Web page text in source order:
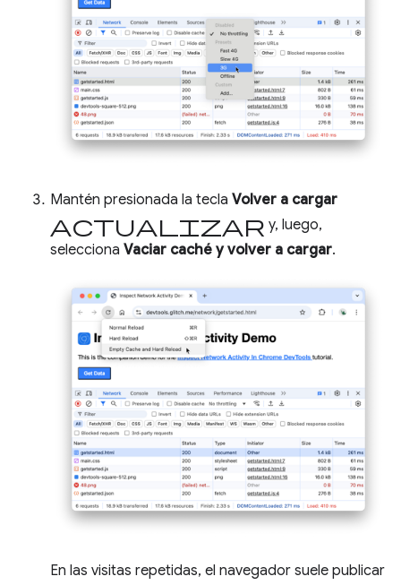
Mantén presionada la tecla Volver a cargar
actualizar y, luego,
selecciona Vaciar caché y volver a cargar.
En las visitas repetidas, el navegador suele publicar